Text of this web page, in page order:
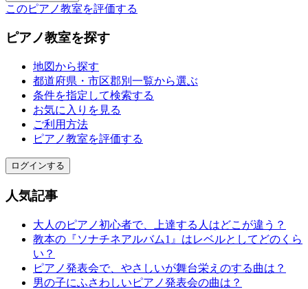
このピアノ教室を評価する
ピアノ教室を探す
地図から探す
都道府県・市区郡別一覧から選ぶ
条件を指定して検索する
お気に入りを見る
ご利用方法
ピアノ教室を評価する
ログインする
人気記事
大人のピアノ初心者で、上達する人はどこが違う？
教本の『ソナチネアルバム1』はレベルとしてどのくら
い？
ピアノ発表会で、やさしいが舞台栄えのする曲は？
男の子にふさわしいピアノ発表会の曲は？